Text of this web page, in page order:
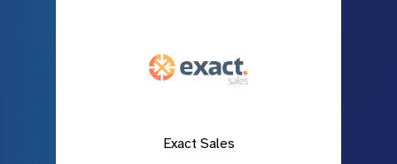
Exact Sales